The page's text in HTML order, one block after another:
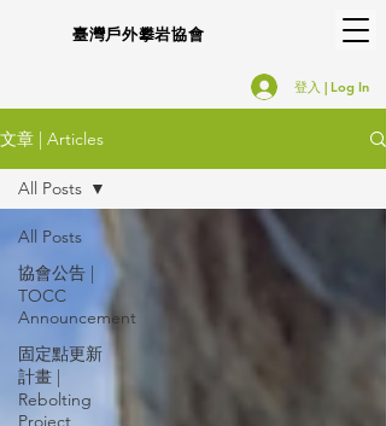
臺灣戶外攀岩協會
登入 | Log In
文章 | Articles
All Posts
協會公告 |
TOCC
Announcement
固定點更新
計畫 |
Rebolting
Project
All Posts